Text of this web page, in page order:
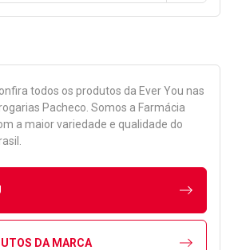
todos os produtos da Ever You nas
Pacheco. Somos a Farmácia
a maior variedade e qualidade do
DA MARCA